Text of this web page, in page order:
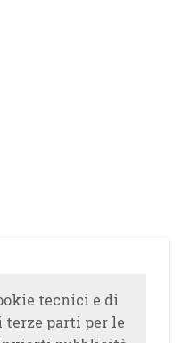
tecnici e di
terze parti per le